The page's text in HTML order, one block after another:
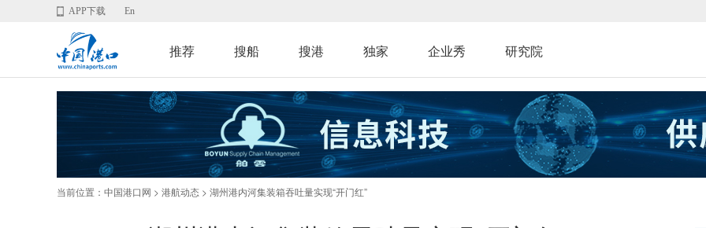
APP下载 En
推荐 搜船 搜港 独家 企业秀 研究院
当前位置： 中国港口网 > 港航动态 > 湖州港内河集装箱吞吐量实现“开门红”